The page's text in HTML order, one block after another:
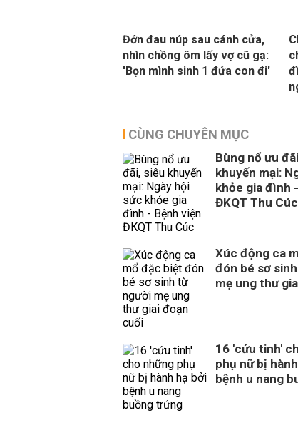
Đớn đau núp sau cánh cửa,
nhìn chồng ôm lấy vợ cũ gạ:
'Bọn mình sinh 1 đứa con đi'
CÙNG CHUYÊN MỤC
Bùng nổ ưu
khuyến mại:
khỏe gia đình
ĐKQT Thu Cúc
Xúc động ca
đón bé sơ
mẹ ung thư
16 'cứu tinh'
phụ nữ bị
bệnh u nang